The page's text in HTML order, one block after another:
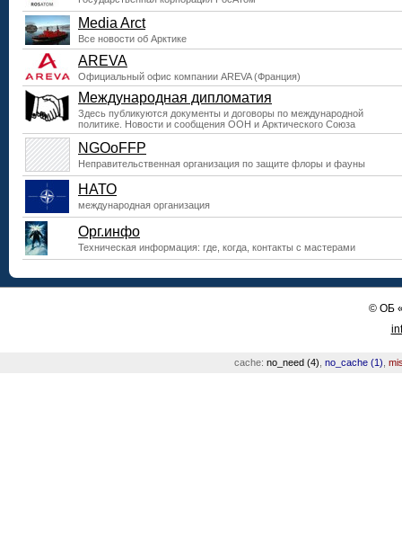
Media Arct
Все новости об Арктике
AREVA
Официальный офис компании АREVA (Франция)
Международная дипломатия
Здесь публикуются документы и договоры по международной
политике. Новости и сообщения ООН и Арктического Союза
NGOoFFP
Неправительственная организация по защите флоры и фауны
НАТО
международная организация
Орг.инфо
Техническая информация: где, когда, контакты с мастерами
©ОБ
cache: no_need (4) no_cache (1)